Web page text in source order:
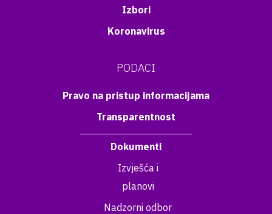
Izbori
Koronavirus
PODACI
Pravo na pristup informacijama
Transparentnost
Dokumenti
Izvješća i
planovi
Nadzorni odbor